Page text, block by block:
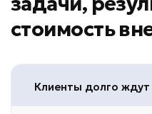
стоимость
Клиенты долго ждут